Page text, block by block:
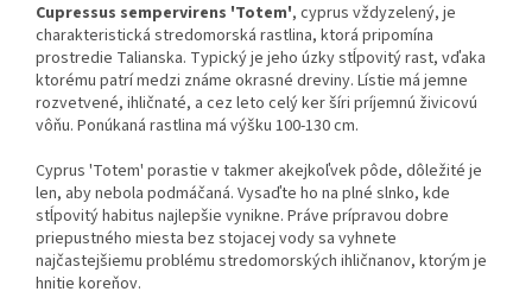
Cupressus sempervirens 'Totem', cyprus vždyzelený, je
charakteristická stredomorská rastlina, ktorá pripomína
prostredie Talianska. Typický je jeho úzky stĺpovitý rast, vďaka
ktorému patrí medzi známe okrasné dreviny. Lístie má jemne
rozvetvené, ihličnaté, a cez leto celý ker šíri príjemnú živicovú
vôňu. Ponúkaná rastlina má výšku 100-130 cm.
Cyprus 'Totem' porastie v takmer akejkoľvek pôde, dôležité je
len, aby nebola podmáčaná. Vysaďte ho na plné slnko, kde
stĺpovitý habitus najlepšie vynikne. Práve prípravou dobre
priepustného miesta bez stojacej vody sa vyhnete
najčastejšiemu problému stredomorských ihličnanov, ktorým je
hnitie koreňov.